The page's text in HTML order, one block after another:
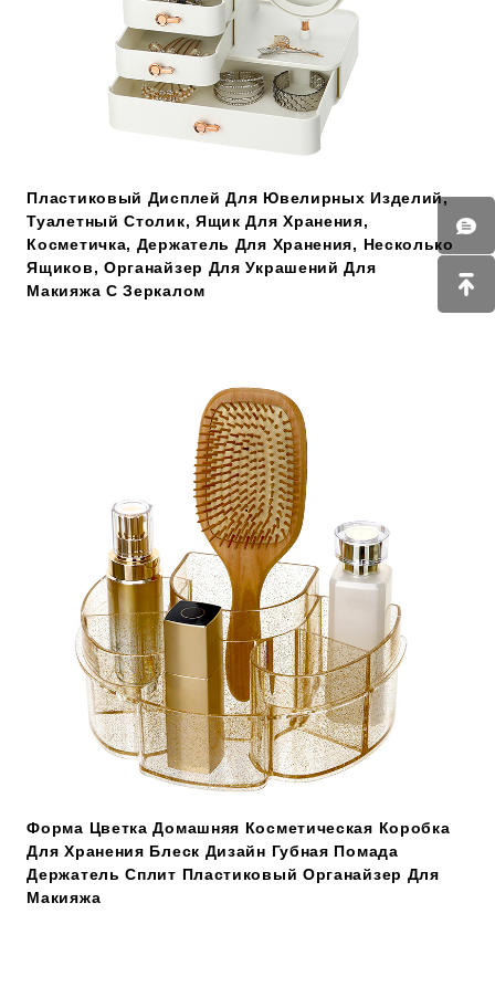
Пластиковый Дисплей Для Ювелирных Изделий,
Туалетный Столик, Ящик Для Хранения,
Косметичка, Держатель Для Хранения, Несколько
Ящиков, Органайзер Для Украшений Для
Макияжа С Зеркалом
Форма Цветка Домашняя Косметическая Коробка
Для Хранения Блеск Дизайн Губная Помада
Держатель Сплит Пластиковый Органайзер Для
Макияжа